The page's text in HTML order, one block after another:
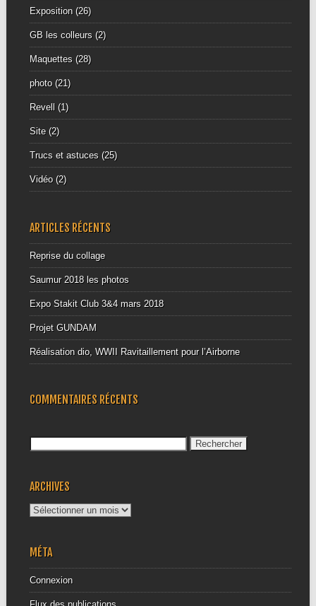
Exposition(26)
GB les colleurs(2)
Maquettes(28)
photo(21)
Revell(1)
Site(2)
Trucs et astuces(25)
Vidéo(2)
ARTICLES RÉCENTS
Reprise du collage
Saumur 2018 les photos
Expo Stakit Club 3&4 mars 2018
Projet GUNDAM
Réalisation dio, WWII Ravitaillement pour l’Airborne
COMMENTAIRES RÉCENTS
ARCHIVES
Archives
MÉTA
Connexion